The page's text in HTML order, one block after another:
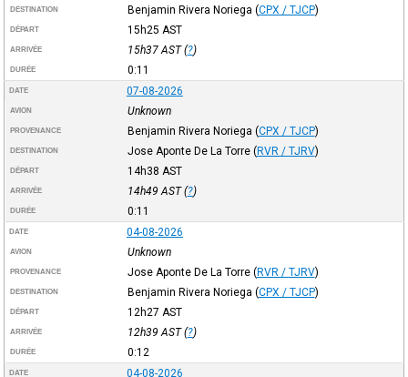
DESTINATION Benjamin Rivera Noriega (CPX / TJCP)
DÉPART 15h25 AST
ARRIVÉE 15h37 AST(?)
DURÉE 0:11
DATE 07-08-2026
AVION Unknown
PROVENANCE Benjamin Rivera Noriega (CPX / TJCP)
DESTINATION Jose Aponte De La Torre (RVR / TJRV)
DÉPART 14h38 AST
ARRIVÉE 14h49 AST(?)
DURÉE 0:11
DATE 04-08-2026
AVION Unknown
PROVENANCE Jose Aponte De La Torre (RVR / TJRV)
DESTINATION Benjamin Rivera Noriega (CPX / TJCP)
DÉPART 12h27 AST
ARRIVÉE 12h39 AST(?)
DURÉE 0:12
DATE 04-08-2026